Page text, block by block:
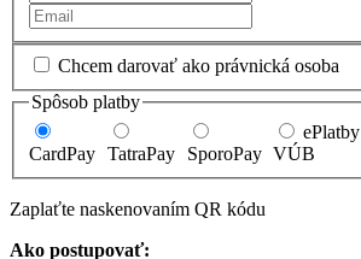
Chcem darovať ako právnická osoba
Spôsob platby
CardPay TatraPay SporoPay
ePlatby
VÚB
Zaplaťte naskenovaním QR kódu
Ako postupovať: